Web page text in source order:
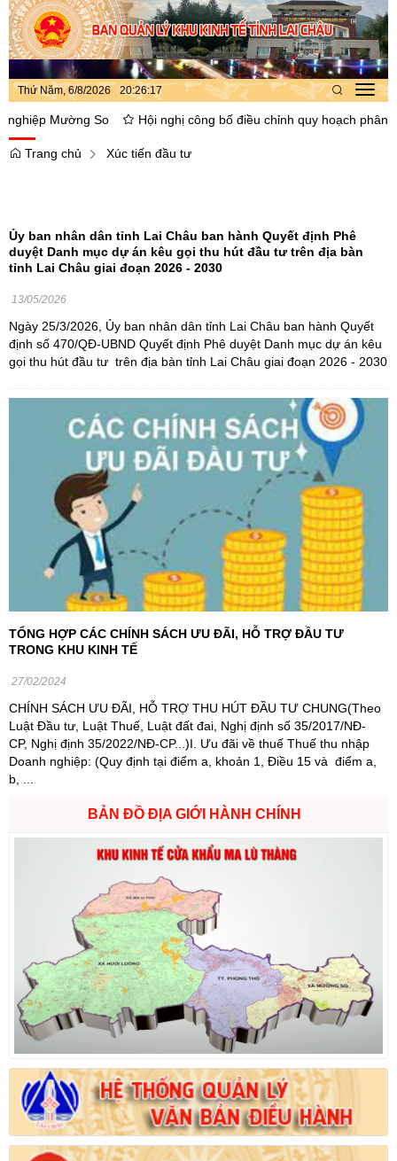
Thứ Năm, 6/8/2026 20:26:18
Mường So Hội nghị công bố điều chỉnh quy hoạch phân khu
Trang chủ Xúc tiến đầu tư
Ủy ban nhân dân tỉnh Lai Châu ban hành Quyết định Phê
duyệt Danh mục dự án kêu gọi thu hút đầu tư trên địa bàn
tỉnh Lai Châu giai đoạn 2026 - 2030
13/05/2026
Ngày 25/3/2026, Ủy ban nhân dân tỉnh Lai Châu ban hành Quyết
định số 470/QĐ-UBND Quyết định Phê duyệt Danh mục dự án kêu
gọi thu hút đầu tư trên địa bàn tỉnh Lai Châu giai đoạn 2026 - 2030
TỔNG HỢP CÁC CHÍNH SÁCH ƯU ĐÃI, HỖ TRỢ ĐẦU TƯ
TRONG KHU KINH TẾ
27/02/2024
CHÍNH SÁCH ƯU ĐÃI, HỖ TRỢ THU HÚT ĐẦU TƯ CHUNG(Theo
Luật Đầu tư, Luật Thuế, Luật đất đai, Nghị định số 35/2017/NĐ-
CP, Nghị định 35/2022/NĐ-CP...)I. Ưu đãi về thuế Thuế thu nhập
Doanh nghiệp: (Quy định tại điểm a, khoản 1, Điều 15 và điểm a,
b, ...
BẢN ĐỒ ĐỊA GIỚI HÀNH CHÍNH